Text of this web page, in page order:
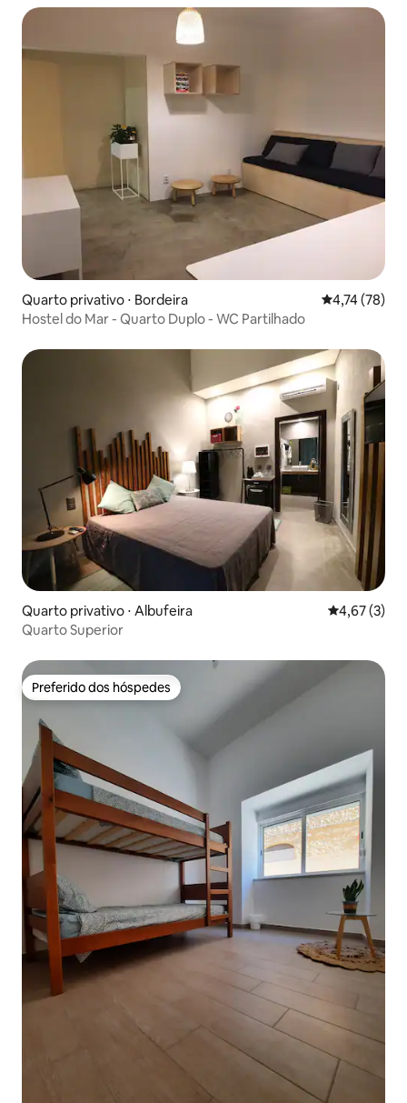
Quarto privativo ⋅ Bordeira 4,74 de uma
4,74 (78)
Hostel do Mar - Quarto Duplo - WC Partilhado
Quarto privativo ⋅ Albufeira 4,67 de
4,67 (3)
Quarto Superior
Preferido dos hóspedes
Preferido dos hóspedes